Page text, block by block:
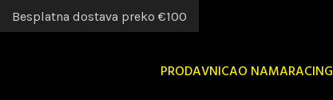
PRODAVNICAO NAMARACING
Besplatna dostava preko €100